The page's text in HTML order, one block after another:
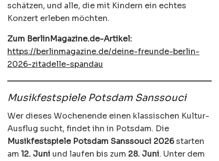
schätzen, und alle, die mit Kindern ein echtes
Konzert erleben möchten.
Zum BerlinMagazine.de-Artikel:
https://berlinmagazine.de/deine-freunde-berlin-
2026-zitadelle-spandau
Musikfestspiele Potsdam Sanssouci
Wer dieses Wochenende einen klassischen Kultur-
Ausflug sucht, findet ihn in Potsdam. Die
Musikfestspiele Potsdam Sanssouci 2026starten
am 12. Juni und laufen bis zum 28. Juni. Unter dem